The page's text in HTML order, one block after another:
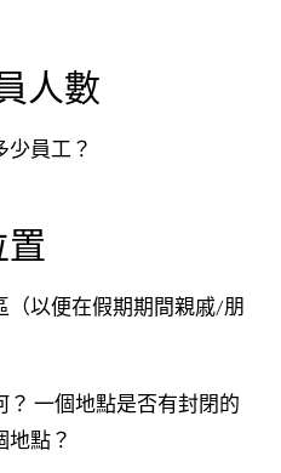
人數
員工？
置
以便在假期期間親戚/朋
一個地點是否有封閉的
地點？